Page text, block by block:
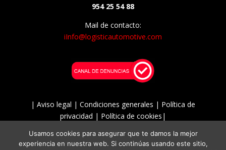
954 25 54 88
Mail de contacto:
iInfo@logisticautomotive.com
| Aviso legal | Condiciones generales | Política de
privacidad | Política de cookies |
© 2025 Logistic Automotive. Recambios BOSCH
Usamos cookies para asegurar que te damos la mejor
experiencia en nuestra web. Si continúas usando este sitio,